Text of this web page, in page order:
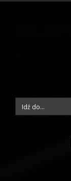
Idź do...